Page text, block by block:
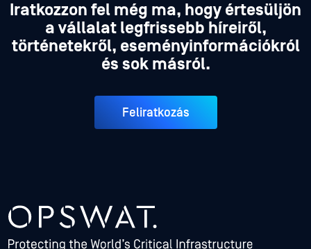
Iratkozzon fel még ma, hogy értesüljön
a vállalat legfrissebb híreiről,
történetekről, eseményinformációkról
és sok másról.
Feliratkozás